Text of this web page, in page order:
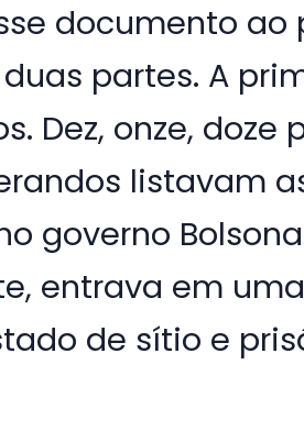
documento
partes. A
Dez, onze,
listavam
no governo
entrava em
de sítio e